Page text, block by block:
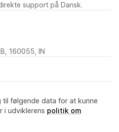
support på Dansk.
160055, IN
til følgende data for at kunne
i udviklerens politik om